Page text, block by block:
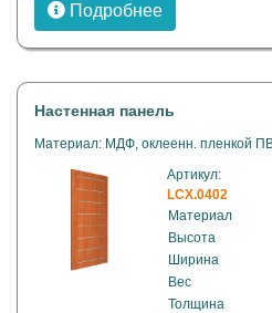
Подробнее
Настенная панель
Материал: МДФ, оклеенн. пленкой
Артикул:
LCX.0402
Материал
Высота
Ширина
Вес
Толщина